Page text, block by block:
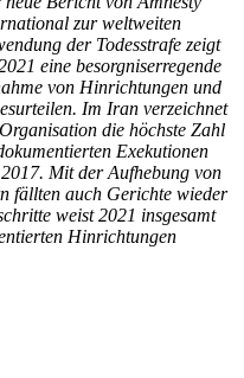
zur weltweiten
der Todesstrafe zeigt
eine besorgniserregende
von Hinrichtungen und
Im Iran verzeichnet
die höchste Zahl
Exekutionen
Mit der Aufhebung von
fällten auch Gerichte wieder
weist 2021 insgesamt
Hinrichtungen